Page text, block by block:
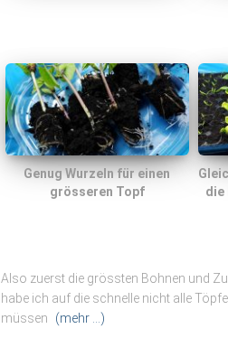
Genug Wurzeln für einen
grösseren Topf
die
Also zuerst die grössten Bohnen und
habe ich auf die schnelle nicht alle
müssen
(mehr …)